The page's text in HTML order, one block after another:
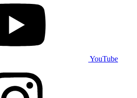
YouTube